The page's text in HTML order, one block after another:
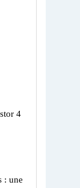
4
: une